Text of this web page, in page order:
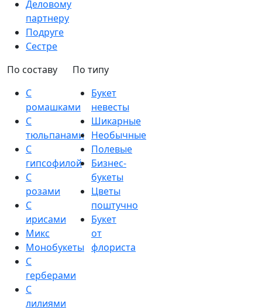
Деловому
партнеру
Подруге
Сестре
По составу
С
ромашками
С
тюльпанами
С
гипсофилой
С
розами
С
ирисами
Микс
Монобукеты
С
герберами
С
лилиями
По типу
Букет
невесты
Шикарные
Необычные
Полевые
Бизнес-
букеты
Цветы
поштучно
Букет
от
флориста